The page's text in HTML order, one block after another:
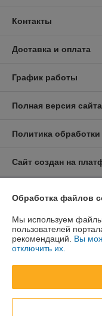
Контакты
Доставка и оплата
График работы
Полная версия сайта
Политика
Сайт создан на
Информация для
Юридическое лицо:
«ФортисАгро»
223021, Минская обл.,
13, офис 22
Регистрационный номер
Регистрационный орган:
Обработка файлов
Мы используем файлы
пользователей
рекомендаций. Вы
отключить их.